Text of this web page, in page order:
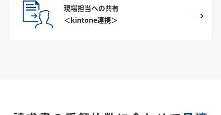
現場担当への共有
＜kintone連携＞